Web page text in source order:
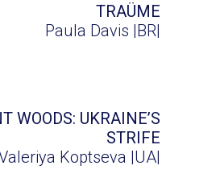
TRAÜME
Paula Davis |BR|
WOODS: UKRAINE’S
STRIFE
Koptseva |UA|